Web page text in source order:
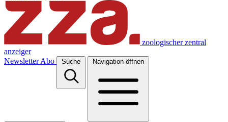
zoologischer zentral
anzeiger
Newsletter Abo Suche Navigation öffnen